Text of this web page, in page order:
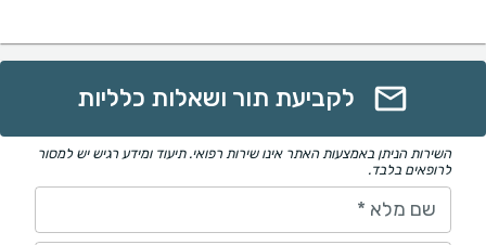
לקביעת תור ושאלות כלליות
השירות הניתן באמצעות האתר אינו שירות רפואי. תיעוד ומידע רגיש יש למסור
לרופאים בלבד.
שם מלא *